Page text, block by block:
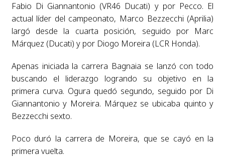
Fabio Di Giannantonio (VR46 Ducati) y por Pecco. El
actual líder del campeonato, Marco Bezzecchi (Aprilia)
largó desde la cuarta posición, seguido por Marc
Márquez (Ducati) y por Diogo Moreira (LCR Honda).
Apenas iniciada la carrera Bagnaia se lanzó con todo
buscando el liderazgo logrando su objetivo en la
primera curva. Ogura quedó segundo, seguido por Di
Giannantonio y Moreira. Márquez se ubicaba quinto y
Bezzecchi sexto.
Poco duró la carrera de Moreira, que se cayó en la
primera vuelta.